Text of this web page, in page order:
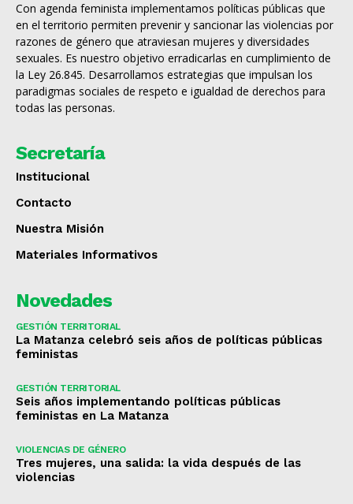
Con agenda feminista implementamos políticas públicas que
en el territorio permiten prevenir y sancionar las violencias por
razones de género que atraviesan mujeres y diversidades
sexuales. Es nuestro objetivo erradicarlas en cumplimiento de
la Ley 26.845. Desarrollamos estrategias que impulsan los
paradigmas sociales de respeto e igualdad de derechos para
todas las personas.
Secretaría
Institucional
Contacto
Nuestra Misión
Materiales Informativos
Novedades
GESTIÓN TERRITORIAL
La Matanza celebró seis años de políticas públicas
feministas
GESTIÓN TERRITORIAL
Seis años implementando políticas públicas
feministas en La Matanza
VIOLENCIAS DE GÉNERO
Tres mujeres, una salida: la vida después de las
violencias